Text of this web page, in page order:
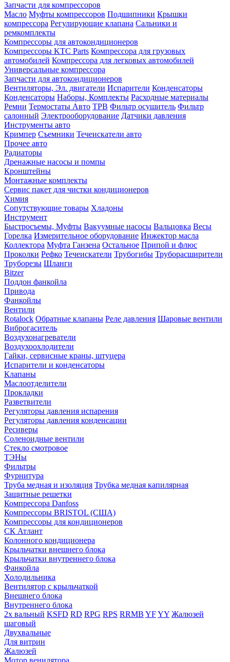
Запчасти для компрессоров
Масло Муфты компрессоров Подшипники Крышки
компрессора Регулирующие клапана Сальники и
ремкомплекты
Компрессоры для автокондиционеров
Компрессоры KTC Parts Компрессора для грузовых
автомобилей Компрессора для легковых автомобилей
Универсальные компрессора
Запчасти для автокондиционеров
Вентиляторы, Эл. двигатели Испарители Конденсаторы
Конденсаторы Наборы, Комплекты Расходные материалы
Ремни Термостаты Авто ТРВ Фильтр осушитель Фильтр
салонный Электрооборудование Датчики давления
Инструменты авто
Кримпер Съемники Течеискатели авто
Прочее авто
Радиаторы
Дренажные насосы и помпы
Кронштейны
Монтажные комплекты
Сервис пакет для чистки кондиционеров
Химия
Сопутствующие товары Хладоны
Инструмент
Быстросъемы, Муфты Вакуумные насосы Вальцовка Весы
Горелка Измерительное оборудование Инжектор масла
Коллектора Муфта Ганзена Остальное Припой и флюс
Проколки Рефко Течеискатели Трубогибы Труборасширители
Труборезы Шланги
Bitzer
Поддон фанкойла
Привода
Фанкойлы
Вентили
Rotalock Обратные клапаны Реле давления Шаровые вентили
Виброгаситель
Воздухонагреватели
Воздухоохлодители
Гайки, сервисные краны, штуцера
Испарители и конденсаторы
Клапаны
Маслоотделители
Прокладки
Разветвители
Регуляторы давления испарения
Регуляторы давления конденсации
Ресиверы
Соленоидные вентили
Стекло смотровое
ТЭНы
Фильтры
Фурнитура
Труба медная и изоляция Трубка медная капилярная
Защитные решетки
Компрессора Danfoss
Компрессоры BRISTOL (США)
Компрессоры для кондиционеров
СК Атлант
Колонного кондиционера
Крыльчатки внешнего блока
Крыльчатки внутреннего блока
Фанкойла
Холодильника
Вентилятор с крыльчаткой
Внешнего блока
Внутреннего блока
2х вальный KSFD RD RPG RPS RRMB YFYY Жалюзей
шаговый
Двухвальные
Для витрин
Жалюзей
Мотор венилятора